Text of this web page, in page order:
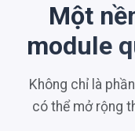
Một
module
Không chỉ là
có thể mở rộng